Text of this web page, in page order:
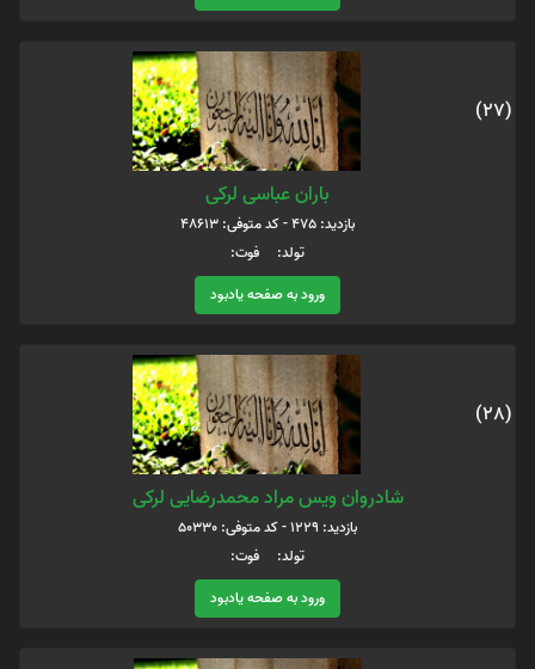
(27)
باران عباسی لرکی
بازدید: 475 - کد متوفی: 48613
تولد: فوت:
ورود به صفحه یادبود
(28)
شادروان ویس مراد محمدرضایی لرکی
بازدید: 1229 - کد متوفی: 50330
تولد: فوت:
ورود به صفحه یادبود